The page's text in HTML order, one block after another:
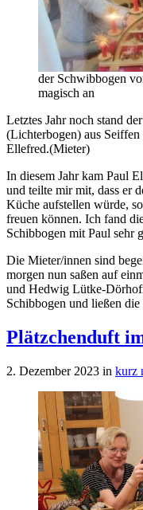
der Schwibbogen
magisch an
Letztes Jahr noch stand
(Lichterbogen) aus
Ellefred.(Mieter)
In diesem Jahr kam Paul
und teilte mir mit, dass er
Küche aufstellen würde,
freuen können. Ich fand
Schibbogen mit Paul sehr
Die Mieter/innen sind
morgen nun saßen auf
und Hedwig Lütke-
Schibbogen und ließen
Plätzchenduft
2. Dezember 2023 in kurz